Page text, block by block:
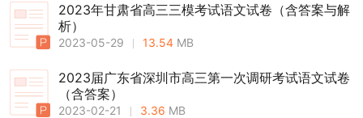
2023年甘肃省高三三模考试语文试卷（含答案与解
析）
2023-05-29 13.54 MB
2023届广东省深圳市高三第一次调研考试语文试卷
（含答案）
2023-02-21 3.36 MB